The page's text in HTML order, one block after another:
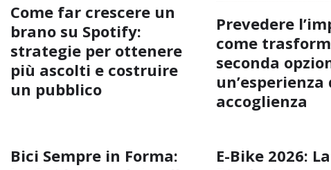
Come far crescere un
brano su Spotify:
strategie per ottenere
più ascolti e costruire
un pubblico
Prevedere
come
seconda
accoglienza
Bici Sempre in Forma:
E-Bike 2026: La